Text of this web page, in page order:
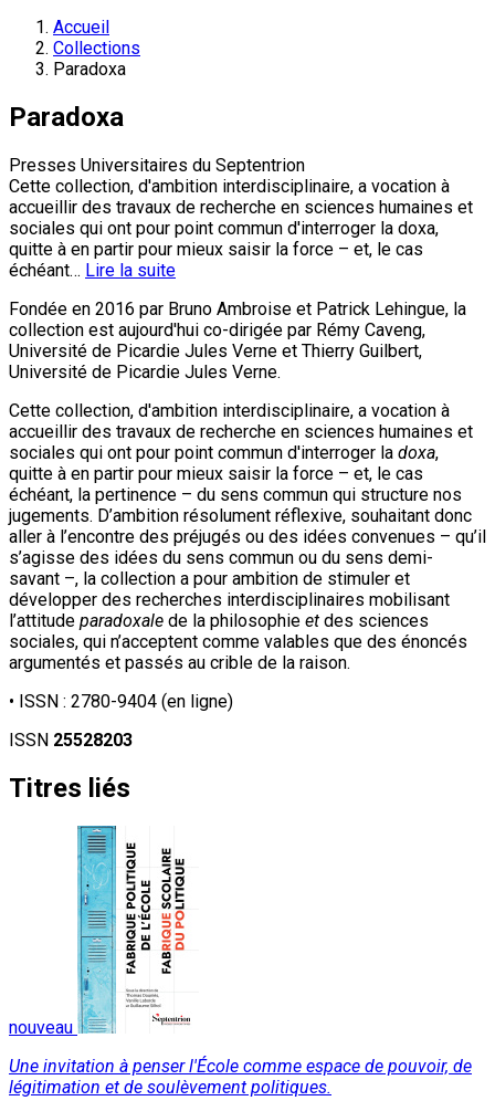
Accueil
Collections
Paradoxa
Paradoxa
Presses Universitaires du Septentrion
Cette collection, d'ambition interdisciplinaire, a vocation à
accueillir des travaux de recherche en sciences humaines et
sociales qui ont pour point commun d'interroger la doxa,
quitte à en partir pour mieux saisir la force – et, le cas
échéant… Lire la suite
Fondée en 2016 par Bruno Ambroise et Patrick Lehingue, la
collection est aujourd'hui co-dirigée par Rémy Caveng,
Université de Picardie Jules Verne et Thierry Guilbert,
Université de Picardie Jules Verne.
Cette collection, d'ambition interdisciplinaire, a vocation à
accueillir des travaux de recherche en sciences humaines et
sociales qui ont pour point commun d'interroger la doxa,
quitte à en partir pour mieux saisir la force – et, le cas
échéant, la pertinence – du sens commun qui structure nos
jugements. D’ambition résolument réflexive, souhaitant donc
aller à l’encontre des préjugés ou des idées convenues – qu’il
s’agisse des idées du sens commun ou du sens demi-
savant –, la collection a pour ambition de stimuler et
développer des recherches interdisciplinaires mobilisant
l’attitude paradoxale de la philosophie et des sciences
sociales, qui n’acceptent comme valables que des énoncés
argumentés et passés au crible de la raison.
• ISSN : 2780-9404 (en ligne)
ISSN 25528203
Titres liés
nouveau
Une invitation à penser l'École comme espace de pouvoir, de
légitimation et de soulèvement politiques.